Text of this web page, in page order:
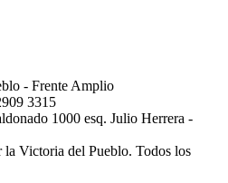
- Frente Amplio
3315
1000 esq. Julio Herrera -
Victoria del Pueblo. Todos los